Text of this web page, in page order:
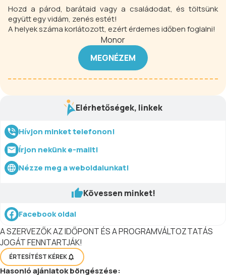
Hozd a párod, barátaid vagy a családodat, és töltsünk
együtt egy vidám, zenés estét!
A helyek száma korlátozott, ezért érdemes időben foglalni!
Monor
MEGNÉZEM
Elérhetőségek, linkek
Hívjon minket telefonon!
Írjon nekünk e-mailt!
Nézze meg a weboldalunkat!
Kövessen minket!
Facebook oldal
A SZERVEZŐK AZ IDŐPONT ÉS A PROGRAMVÁLTOZTATÁS
JOGÁT FENNTARTJÁK!
ÉRTESÍTÉST KÉREK
Hasonlóajánlatokböngészése: